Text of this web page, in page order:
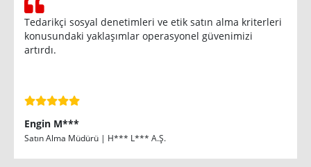
Tedarikçi sosyal denetimleri ve etik satın alma kriterleri
konusundaki yaklaşımlar operasyonel güvenimizi
artırdı.
Engin M***
Satın Alma Müdürü | H*** L*** A.Ş.